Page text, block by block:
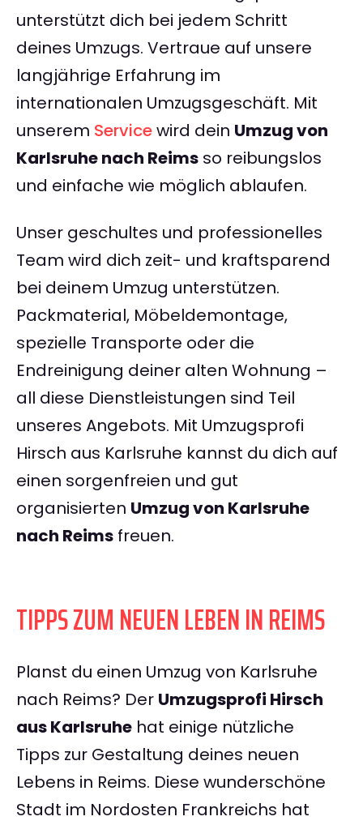
unterstützt dich bei jedem Schritt
deines Umzugs. Vertraue auf unsere
langjährige Erfahrung im
internationalen Umzugsgeschäft. Mit
unserem Servicewird dein Umzug von
Karlsruhe nach Reims so reibungslos
und einfache wie möglich ablaufen.
Unser geschultes und professionelles
Team wird dich zeit- und kraftsparend
bei deinem Umzug unterstützen.
Packmaterial, Möbeldemontage,
spezielle Transporte oder die
Endreinigung deiner alten Wohnung –
all diese Dienstleistungen sind Teil
unseres Angebots. Mit Umzugsprofi
Hirsch aus Karlsruhe kannst du dich auf
einen sorgenfreien und gut
organisierten Umzug von Karlsruhe
nach Reims freuen.
TIPPS ZUM NEUEN LEBEN IN REIMS
Planst du einen Umzug von Karlsruhe
nach Reims? Der Umzugsprofi Hirsch
aus Karlsruhe hat einige nützliche
Tipps zur Gestaltung deines neuen
Lebens in Reims. Diese wunderschöne
Stadt im Nordosten Frankreichs hat